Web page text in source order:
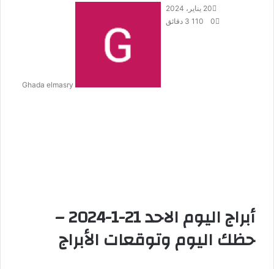
Ghada elmasry
20 يناير، 2024
0
أبراج اليوم الاحد 21-1-2024 –
حظك اليوم وتوقعات الأبراج